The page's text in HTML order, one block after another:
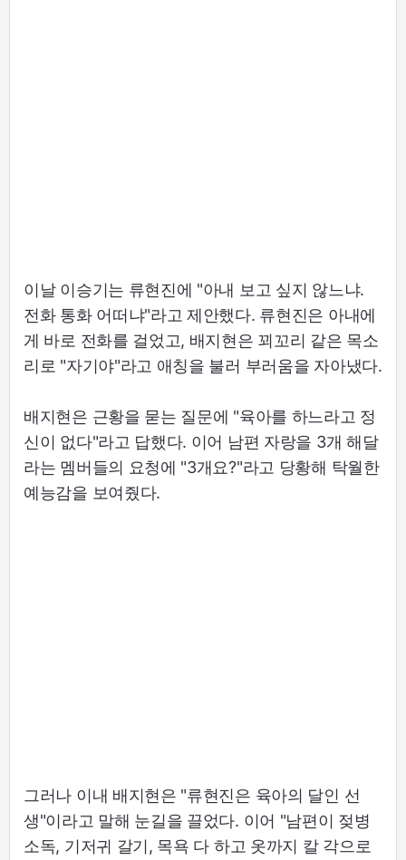
이날 이승기는 류현진에 "아내 보고 싶지 않느냐.
전화 통화 어떠냐"라고 제안했다. 류현진은 아내에
게 바로 전화를 걸었고, 배지현은 꾀꼬리 같은 목소
리로 "자기야"라고 애칭을 불러 부러움을 자아냈다.
배지현은 근황을 묻는 질문에 "육아를 하느라고 정
신이 없다"라고 답했다. 이어 남편 자랑을 3개 해달
라는 멤버들의 요청에 "3개요?"라고 당황해 탁월한
예능감을 보여줬다.
그러나 이내 배지현은 "류현진은 육아의 달인 선
생"이라고 말해 눈길을 끌었다. 이어 "남편이 젖병
소독, 기저귀 갈기, 목욕 다 하고 옷까지 칼 각으로